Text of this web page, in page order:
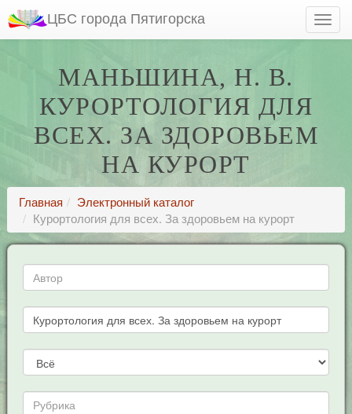
ЦБС города Пятигорска
МАНЬШИНА, Н. В.
КУРОРТОЛОГИЯ ДЛЯ
ВСЕХ. ЗА ЗДОРОВЬЕМ
НА КУРОРТ
Главная
Электронный каталог
Курортология для всех. За здоровьем на курорт